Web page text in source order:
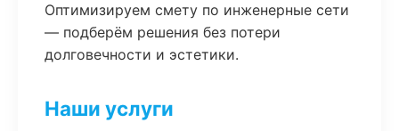
Оптимизируем смету по инженерные сети
— подберём решения без потери
долговечности и эстетики.
Наши услуги